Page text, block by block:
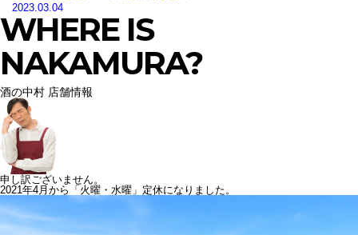
2023.03.04
WHERE IS
NAKAMURA?
酒の中村 店舗情報
申し訳ございません。
2021年4月から「火曜・水曜」定休になりました。